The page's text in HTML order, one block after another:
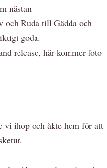
nästan
och Ruda till Gädda och
goda.
release, här kommer foto
vi ihop och åkte hem för att